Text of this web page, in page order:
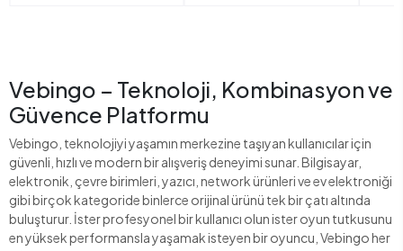
Vebingo – Teknoloji, Kombinasyon ve
Güvence Platformu
Vebingo, teknolojiyi yaşamın merkezine taşıyan kullanıcılar için
güvenli, hızlı ve modern bir alışveriş deneyimi sunar. Bilgisayar,
elektronik, çevre birimleri, yazıcı, network ürünleri ve ev elektroniği
gibi birçok kategoride binlerce orijinal ürünü tek bir çatı altında
buluşturur. İster profesyonel bir kullanıcı olun ister oyun tutkusunu
en yüksek performansla yaşamak isteyen bir oyuncu, Vebingo her